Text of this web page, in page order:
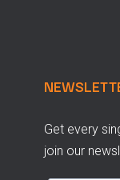
Get every
join our